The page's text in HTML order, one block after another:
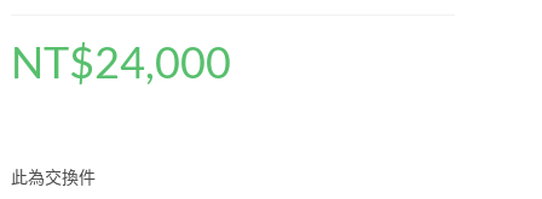
NT$24,000
此為交換件